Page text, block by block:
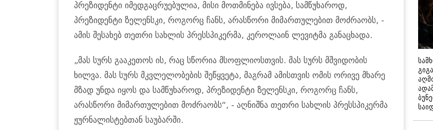
პრეზიდენტი იმედგაცრუებულია, მისი მოთმინება ივსება, სამწუხაროდ,
პრეზიდენტი ზელენსკი, როგორც ჩანს, არასწორი მიმართულებით მოძრაობს, -
ამის შესახებ თეთრი სახლის პრესსპიკერმა, კეროლაინ ლევიტმა განაცხადა.
„მას სურს გააკეთოს ის, რაც სწორია მსოფლიოსთვის. მას სურს მშვიდობის
ხილვა. მას სურს მკვლელობების შეწყვეტა, მაგრამ ამისთვის ომის ორივე მხარე
მზად უნდა იყოს და სამწუხაროდ, პრეზიდენტი ზელენსკი, როგორც ჩანს,
არასწორი მიმართულებით მოძრაობს“, - აღნიშნა თეთრი სახლის პრესსპიკერმა
ჟურნალისტებთან საუბარში.